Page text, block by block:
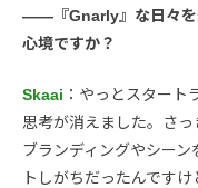
――『Gnarly』な日々を
心境ですか？
Skaai ：やっとスタート
思考が消えました。さ
ブランディングやシー
トしがちだったんです